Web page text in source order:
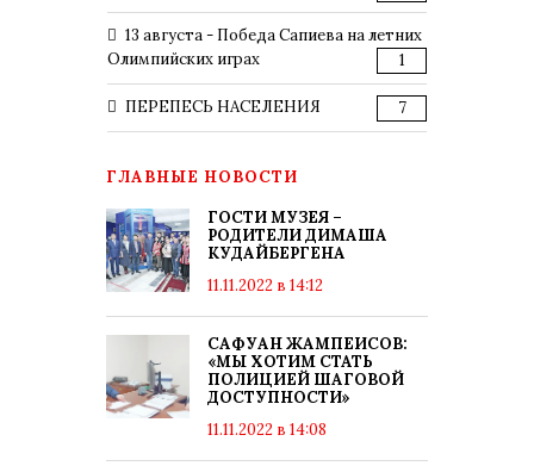
13 августа - Победа Сапиева на летних
Олимпийских играх
1
ПЕРЕПЕСЬ НАСЕЛЕНИЯ 7
ГЛАВНЫЕ НОВОСТИ
ГОСТИ МУЗЕЯ –
РОДИТЕЛИ ДИМАША
КУДАЙБЕРГЕНА
11.11.2022 в 14:12
САФУАН ЖАМПЕИСОВ:
«МЫ ХОТИМ СТАТЬ
ПОЛИЦИЕЙ ШАГОВОЙ
ДОСТУПНОСТИ»
11.11.2022 в 14:08